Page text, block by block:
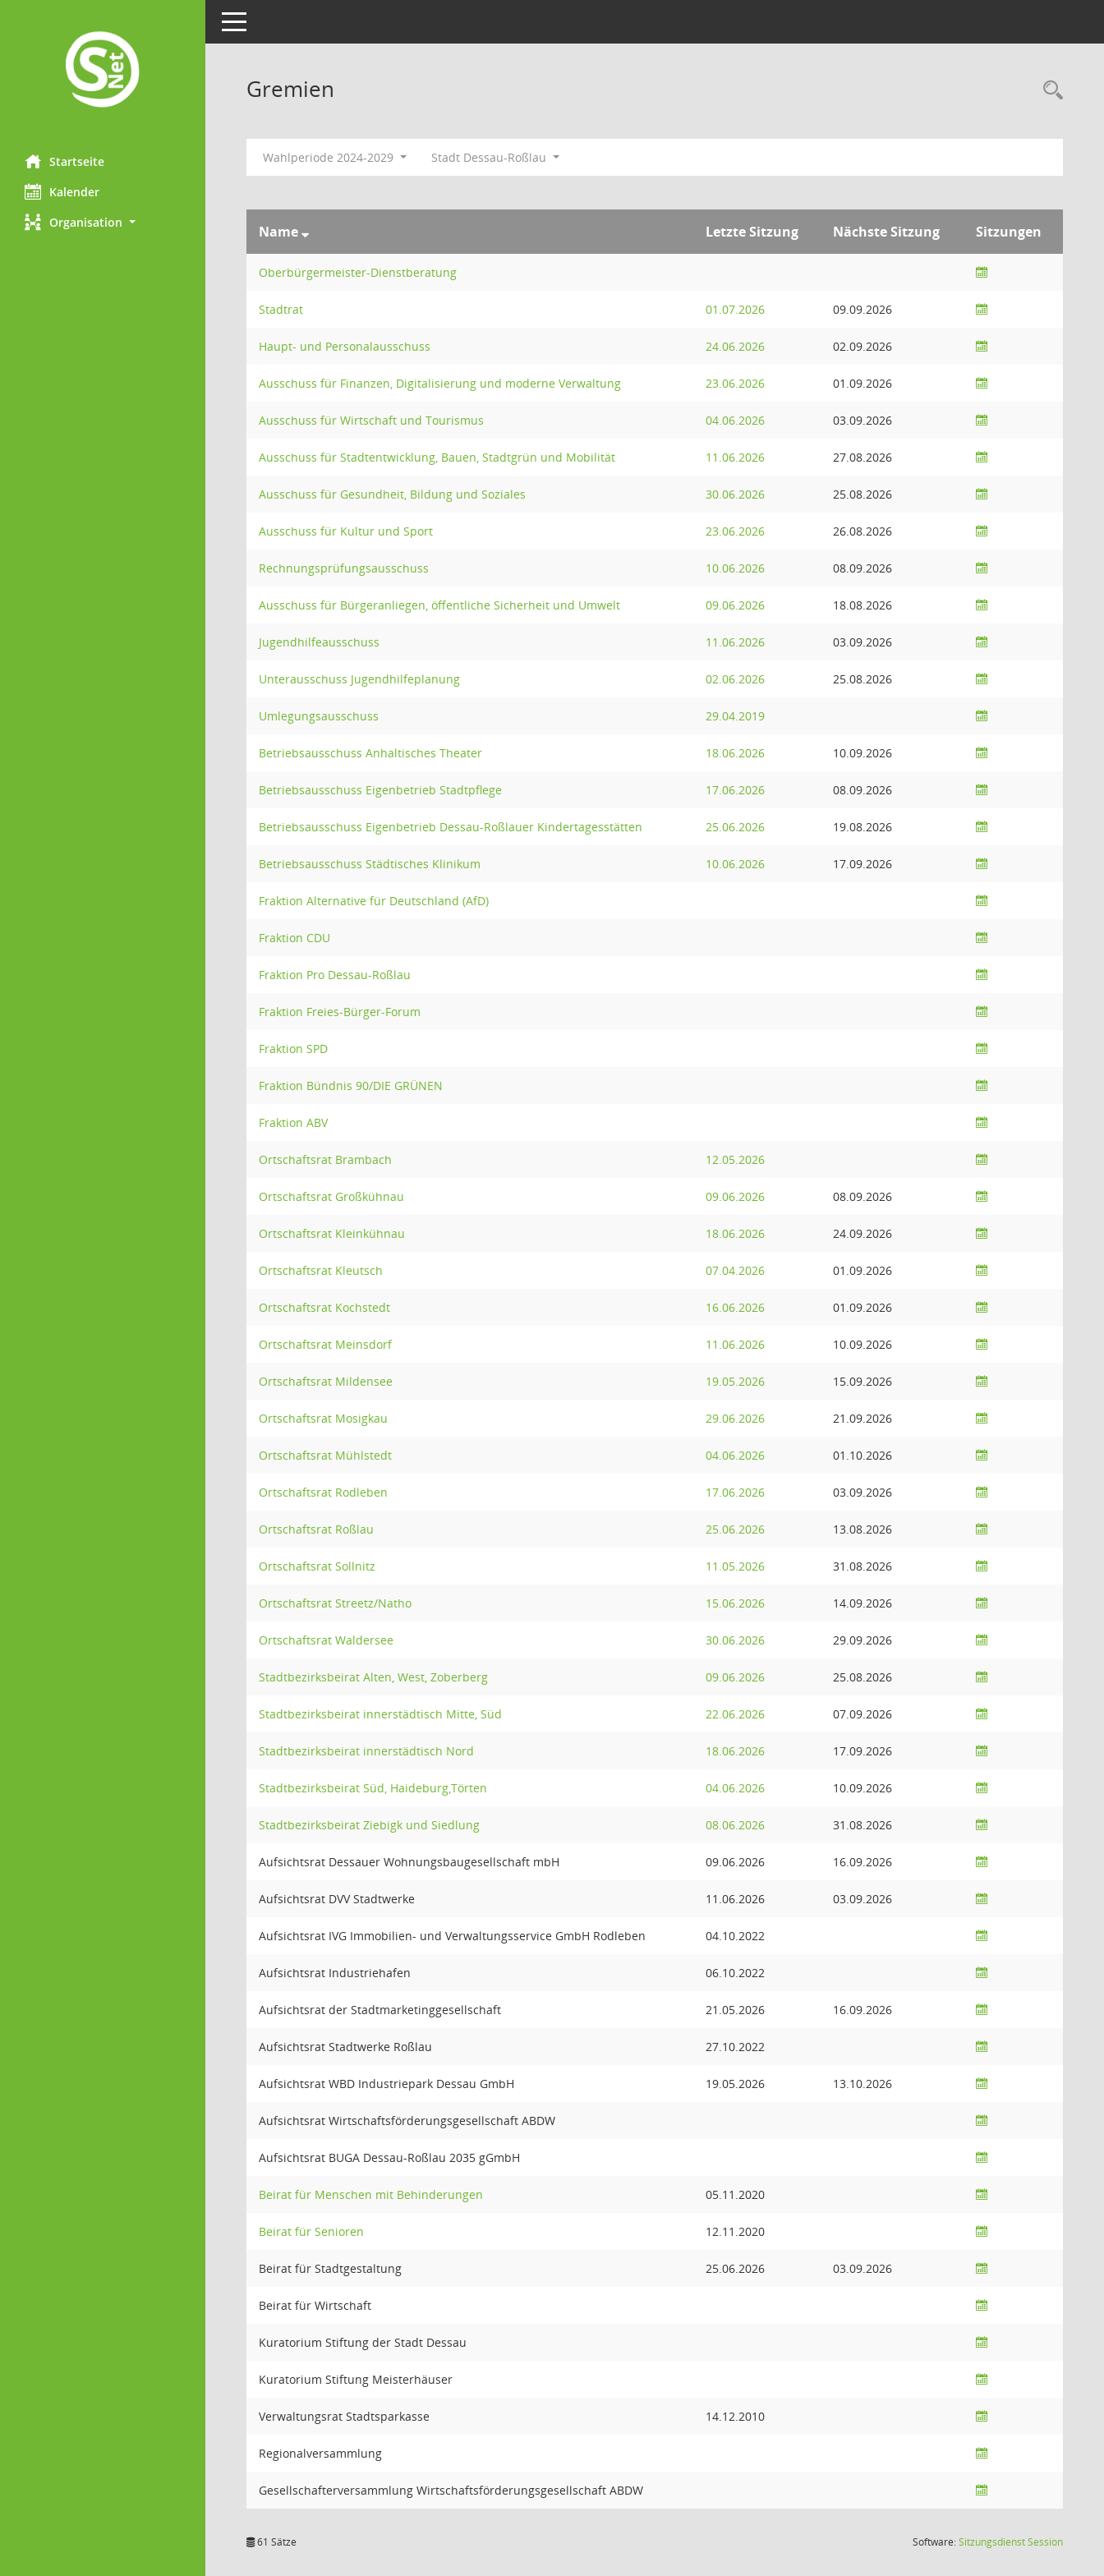
Startseite
Kalender
Organisation
Toggle navigation
Gremien
Wahlperiode 2024-2029 Stadt Dessau-Roßlau
Name Letzte Sitzung Nächste Sitzung Sitzungen
Oberbürgermeister-Dienstberatung
Stadtrat 01.07.2026 09.09.2026
Haupt- und Personalausschuss 24.06.2026 02.09.2026
Ausschuss für Finanzen, Digitalisierung und moderne Verwaltung 23.06.2026 01.09.2026
Ausschuss für Wirtschaft und Tourismus 04.06.2026 03.09.2026
Ausschuss für Stadtentwicklung, Bauen, Stadtgrün und Mobilität 11.06.2026 27.08.2026
Ausschuss für Gesundheit, Bildung und Soziales 30.06.2026 25.08.2026
Ausschuss für Kultur und Sport 23.06.2026 26.08.2026
Rechnungsprüfungsausschuss 10.06.2026 08.09.2026
Ausschuss für Bürgeranliegen, öffentliche Sicherheit und Umwelt 09.06.2026 18.08.2026
Jugendhilfeausschuss 11.06.2026 03.09.2026
Unterausschuss Jugendhilfeplanung 02.06.2026 25.08.2026
Umlegungsausschuss 29.04.2019
Betriebsausschuss Anhaltisches Theater 18.06.2026 10.09.2026
Betriebsausschuss Eigenbetrieb Stadtpflege 17.06.2026 08.09.2026
Betriebsausschuss Eigenbetrieb Dessau-Roßlauer Kindertagesstätten 25.06.2026 19.08.2026
Betriebsausschuss Städtisches Klinikum 10.06.2026 17.09.2026
Fraktion Alternative für Deutschland (AfD)
Fraktion CDU
Fraktion Pro Dessau-Roßlau
Fraktion Freies-Bürger-Forum
Fraktion SPD
Fraktion Bündnis 90/DIE GRÜNEN
Fraktion ABV
Ortschaftsrat Brambach 12.05.2026
Ortschaftsrat Großkühnau 09.06.2026 08.09.2026
Ortschaftsrat Kleinkühnau 18.06.2026 24.09.2026
Ortschaftsrat Kleutsch 07.04.2026 01.09.2026
Ortschaftsrat Kochstedt 16.06.2026 01.09.2026
Ortschaftsrat Meinsdorf 11.06.2026 10.09.2026
Ortschaftsrat Mildensee 19.05.2026 15.09.2026
Ortschaftsrat Mosigkau 29.06.2026 21.09.2026
Ortschaftsrat Mühlstedt 04.06.2026 01.10.2026
Ortschaftsrat Rodleben 17.06.2026 03.09.2026
Ortschaftsrat Roßlau 25.06.2026 13.08.2026
Ortschaftsrat Sollnitz 11.05.2026 31.08.2026
Ortschaftsrat Streetz/Natho 15.06.2026 14.09.2026
Ortschaftsrat Waldersee 30.06.2026 29.09.2026
Stadtbezirksbeirat Alten, West, Zoberberg 09.06.2026 25.08.2026
Stadtbezirksbeirat innerstädtisch Mitte, Süd 22.06.2026 07.09.2026
Stadtbezirksbeirat innerstädtisch Nord 18.06.2026 17.09.2026
Stadtbezirksbeirat Süd, Haideburg,Törten 04.06.2026 10.09.2026
Stadtbezirksbeirat Ziebigk und Siedlung 08.06.2026 31.08.2026
Aufsichtsrat Dessauer Wohnungsbaugesellschaft mbH 09.06.2026 16.09.2026
Aufsichtsrat DVV Stadtwerke 11.06.2026 03.09.2026
Aufsichtsrat IVG Immobilien- und Verwaltungsservice GmbH Rodleben 04.10.2022
Aufsichtsrat Industriehafen 06.10.2022
Aufsichtsrat der Stadtmarketinggesellschaft 21.05.2026 16.09.2026
Aufsichtsrat Stadtwerke Roßlau 27.10.2022
Aufsichtsrat WBD Industriepark Dessau GmbH 19.05.2026 13.10.2026
Aufsichtsrat Wirtschaftsförderungsgesellschaft ABDW
Aufsichtsrat BUGA Dessau-Roßlau 2035 gGmbH
Beirat für Menschen mit Behinderungen 05.11.2020
Beirat für Senioren 12.11.2020
Beirat für Stadtgestaltung 25.06.2026 03.09.2026
Beirat für Wirtschaft
Kuratorium Stiftung der Stadt Dessau
Kuratorium Stiftung Meisterhäuser
Verwaltungsrat Stadtsparkasse 14.12.2010
Regionalversammlung
Gesellschafterversammlung Wirtschaftsförderungsgesellschaft ABDW
61 Sätze Software:SitzungsdienstSession(Wird in